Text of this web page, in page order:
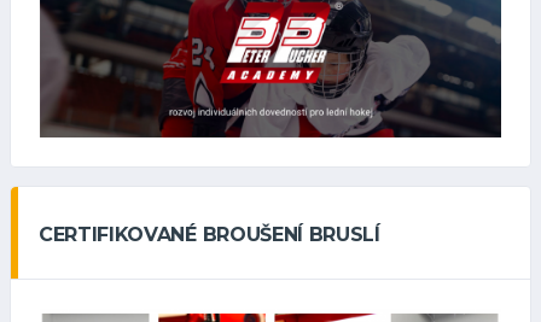
CERTIFIKOVANÉ BROUŠENÍ BRUSLÍ